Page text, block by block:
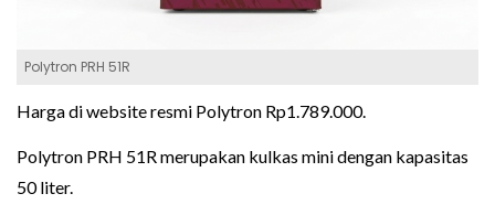
Polytron PRH 51R
Harga di website resmi Polytron Rp1.789.000.
Polytron PRH 51R merupakan kulkas mini dengan kapasitas
50 liter.